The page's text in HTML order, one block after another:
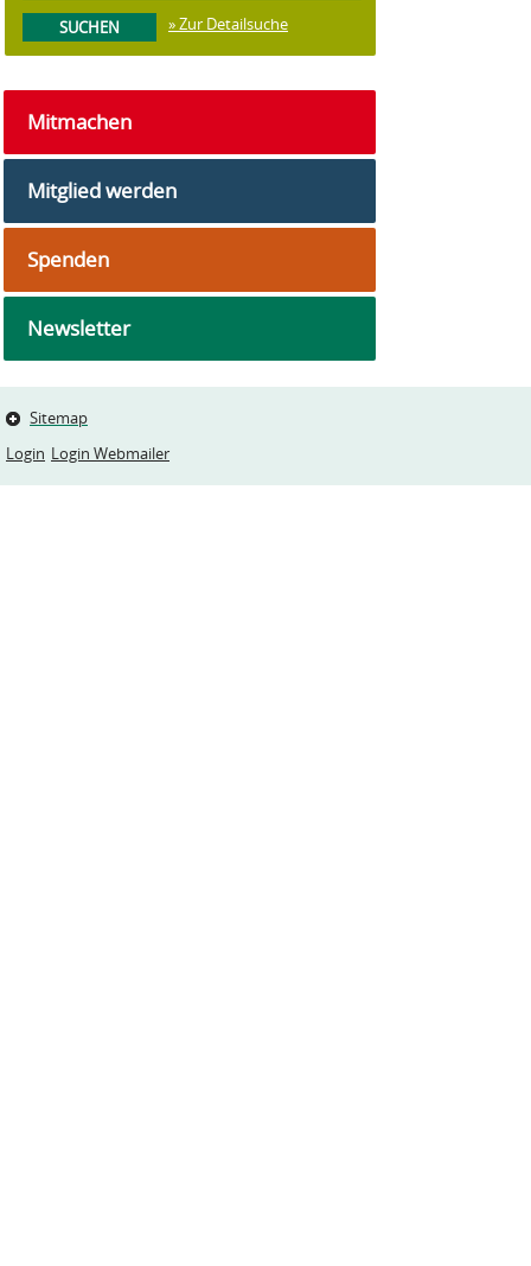
» Zur Detailsuche
Mitmachen
Mitglied werden
Spenden
Newsletter
Sitemap
Login Login Webmailer